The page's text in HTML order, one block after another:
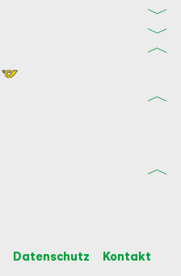
Datenschutz
Kontakt